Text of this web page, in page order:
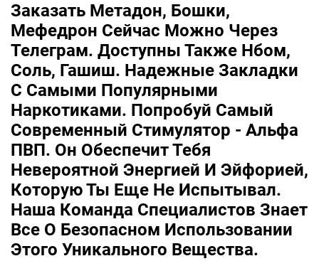
Заказать Метадон, Бошки,
Мефедрон Сейчас Можно Через
Телеграм. Доступны Также Нбом,
Соль, Гашиш. Надежные Закладки
С Самыми Популярными
Наркотиками. Попробуй Самый
Современный Стимулятор - Альфа
ПВП. Он Обеспечит Тебя
Невероятной Энергией И Эйфорией,
Которую Ты Еще Не Испытывал.
Наша Команда Специалистов Знает
Все О Безопасном Использовании
Этого Уникального Вещества.